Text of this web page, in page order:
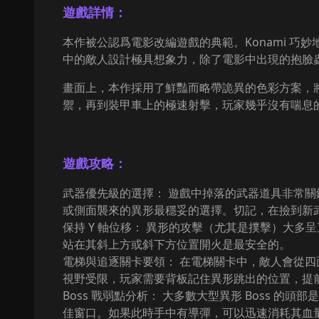
遊戲詳情：
本作被公認爲電影改編遊戲的典範。Konami 巧妙
中的敵人設計極具想象力，除了電影中出現的抱
畫面上，本作採用了鮮豔而略帶詭異的色彩方案
禦，再到裝甲車上的極速射擊，玩家幾乎沒有喘
遊戲攻略：
武器優先級的選擇： 遊戲中掉落的武器道具非常
或側面襲來的異形最穩妥的選擇。切記，在撿到
保持 Y 軸位移： 異形的攻擊（尤其是撲擊）大多
站在其斜上方或斜下方位置開火是最安全的。
電梯與追逐關卡要領： 在電梯關卡中，敵人會從
視野受限，玩家需要背板記住異形跳出的位置，提
Boss 戰弱點分析： 大多數大型異形 Boss 的頭部
佳窗口。如果此時手中有導彈，可以迅速消耗其血